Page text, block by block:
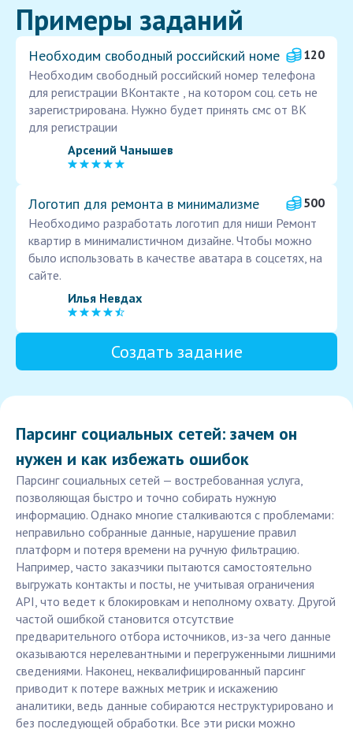
Примеры заданий
Необходим свободный российский номе
120
Необходим свободный российский номер телефона
для регистрации ВКонтакте , на котором соц. сеть не
зарегистрирована. Нужно будет принять смс от ВК
для регистрации
Арсений Чанышев
Логотип для ремонта в минимализме
500
Необходимо разработать логотип для ниши Ремонт
квартир в минималистичном дизайне. Чтобы можно
было использовать в качестве аватара в соцсетях, на
сайте.
Илья Невдах
Создать задание
Парсинг социальных сетей: зачем он
нужен и как избежать ошибок
Парсинг социальных сетей — востребованная услуга,
позволяющая быстро и точно собирать нужную
информацию. Однако многие сталкиваются с проблемами:
неправильно собранные данные, нарушение правил
платформ и потеря времени на ручную фильтрацию.
Например, часто заказчики пытаются самостоятельно
выгружать контакты и посты, не учитывая ограничения
API, что ведет к блокировкам и неполному охвату. Другой
частой ошибкой становится отсутствие
предварительного отбора источников, из-за чего данные
оказываются нерелевантными и перегруженными лишними
сведениями. Наконец, неквалифицированный парсинг
приводит к потере важных метрик и искажению
аналитики, ведь данные собираются неструктурировано и
без последующей обработки. Все эти риски можно